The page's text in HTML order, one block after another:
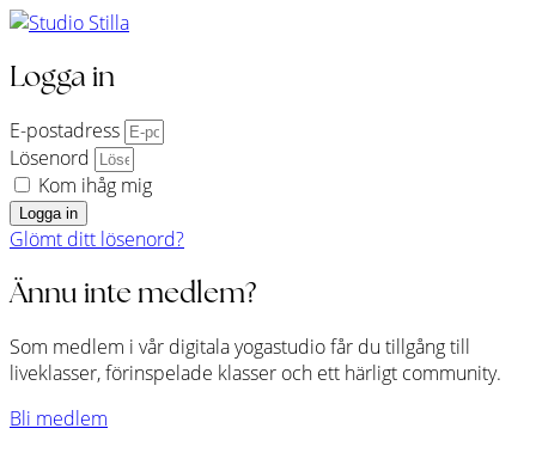
Logga in
E-postadress
Lösenord
Kom ihåg mig
Logga in
Glömt ditt lösenord?
Ännu inte medlem?
Som medlem i vår digitala yogastudio får du tillgång till
liveklasser, förinspelade klasser och ett härligt community.
Bli medlem